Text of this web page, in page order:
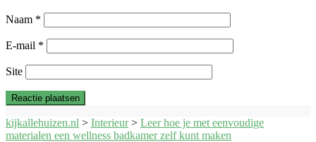
Naam *
E-mail *
Site
kijkallehuizen.nl > Interieur> Leer hoe je met eenvoudige
materialen een wellness badkamer zelf kunt maken